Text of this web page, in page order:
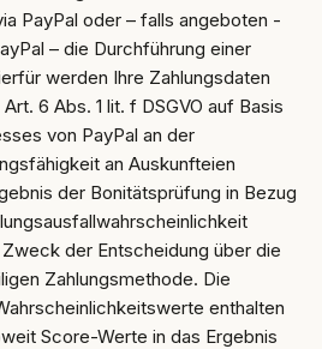
PayPal oder – falls angeboten -
– die Durchführung einer
werden Ihre Zahlungsdaten
6 Abs. 1 lit. f DSGVO auf Basis
von PayPal an der
an Auskunfteien
der Bonitätsprüfung in Bezug
der Entscheidung über die
Zahlungsmethode. Die
enthalten
Score-Werte in das Ergebnis